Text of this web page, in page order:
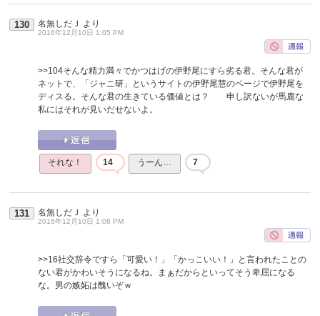
130 名無しだＪ より
2016年12月10日 1:05 PM
>>104そんな精力満々でかつはげの伊野尾にすら劣る君。そんな君が
ネットで、「ジャニ研」というサイトの伊野尾慧のページで伊野尾を
ディスる。そんな君の生きている価値とは？ 申し訳ないが馬鹿な
私にはそれが見いだせないよ。
それな！ 14 うーん… 7
131 名無しだＪ より
2016年12月10日 1:08 PM
>>16社交辞令ですら「可愛い！」「かっこいい！」と言われたことの
ない君がかわいそうになるね。まぁだからといってそう卑屈になる
な。男の嫉妬は醜いぞｗ